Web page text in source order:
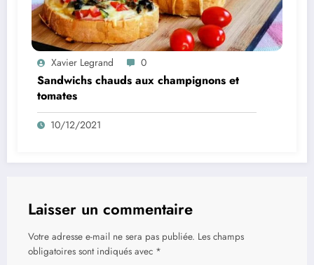
Xavier Legrand 0
Sandwichs chauds aux champignons et
tomates
10/12/2021
Laisser un commentaire
Votre adresse e-mail ne sera pas publiée. Les champs
obligatoires sont indiqués avec *